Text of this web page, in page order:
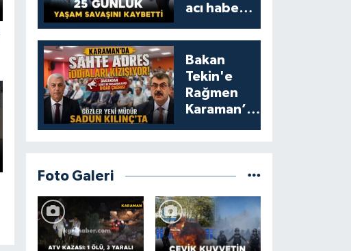
acı haber:
yaşam
savaşını
kaybetti
Bakan
Tekin'e
Rağmen
Karaman’da
Müdür Dur
Foto Galeri